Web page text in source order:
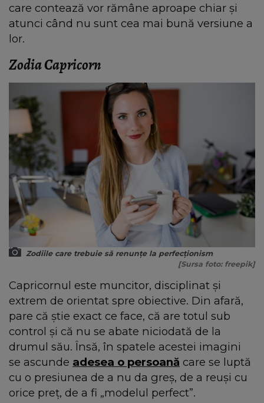
care contează vor rămâne aproape chiar și
atunci când nu sunt cea mai bună versiune a
lor.
Zodia Capricorn
Zodiile care trebuie să renunțe la perfecționism
[Sursa foto: freepik]
Capricornul este muncitor, disciplinat și
extrem de orientat spre obiective. Din afară,
pare că știe exact ce face, că are totul sub
control și că nu se abate niciodată de la
drumul său. Însă, în spatele acestei imagini
se ascunde adesea o persoană care se luptă
cu o presiunea de a nu da greș, de a reuși cu
orice preț, de a fi „modelul perfect”.